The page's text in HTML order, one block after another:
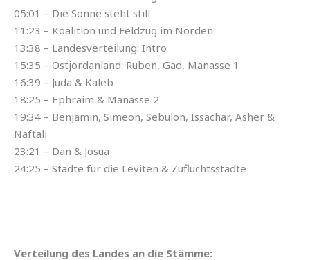
05:01 – Die Sonne steht still
11:23 – Koalition und Feldzug im Norden
13:38 – Landesverteilung: Intro
15:35 – Ostjordanland: Ruben, Gad, Manasse 1
16:39 – Juda & Kaleb
18:25 – Ephraim & Manasse 2
19:34 – Benjamin, Simeon, Sebulon, Issachar, Asher &
Naftali
23:21 – Dan & Josua
24:25 – Städte für die Leviten & Zufluchtsstädte
Verteilung des Landes an die Stämme: